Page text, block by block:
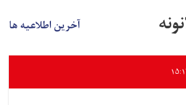
آخرین اطلاعیه ها